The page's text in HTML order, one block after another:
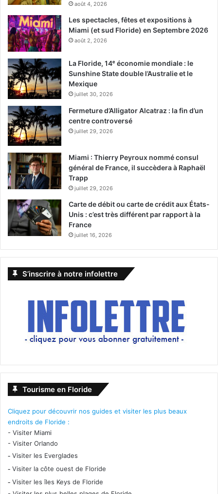
août 4, 2026
Les spectacles, fêtes et expositions à
Miami (et sud Floride) en Septembre 2026
août 2, 2026
La Floride, 14ᵉ économie mondiale : le
Sunshine State double l’Australie et le
Mexique
juillet 30, 2026
Fermeture d’Alligator Alcatraz : la fin d’un
centre controversé
juillet 29, 2026
Miami : Thierry Peyroux nommé consul
général de France, il succèdera à Raphaël
Trapp
juillet 29, 2026
Carte de débit ou carte de crédit aux États-
Unis : c’est très différent par rapport à la
France
juillet 16, 2026
S’inscrire à notre infolettre
Tourisme en Floride
Cliquez pour découvrir nos guides et visiter les plus beaux
endroits de Floride :
- Visiter Miami
- Visiter Orlando
- Visiter les Everglades
- Visiter la côte ouest de Floride
- Visiter les îles Keys de Floride